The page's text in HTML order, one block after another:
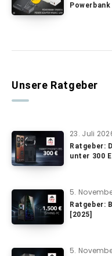
Unsere Ratgeber
23. Juli
Ratgeber:
unter 300
5.
Ratgeber:
[2025]
5.